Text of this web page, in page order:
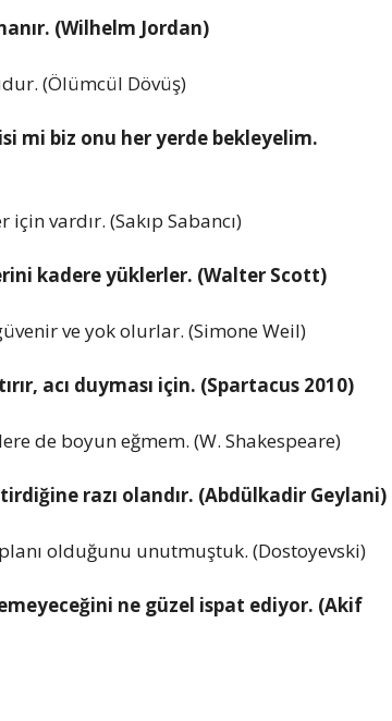
(Wilhelm Jordan)
(Ölümcül Dövüş)
mi biz onu her yerde bekleyelim.
vardır. (Sakıp Sabancı)
kadere yüklerler. (Walter Scott)
ve yok olurlar. (Simone Weil)
acı duyması için. (Spartacus 2010)
de boyun eğmem. (W. Shakespeare)
razı olandır. (Abdülkadir Geylani)
olduğunu unutmuştuk. (Dostoyevski)
ne güzel ispat ediyor. (Akif